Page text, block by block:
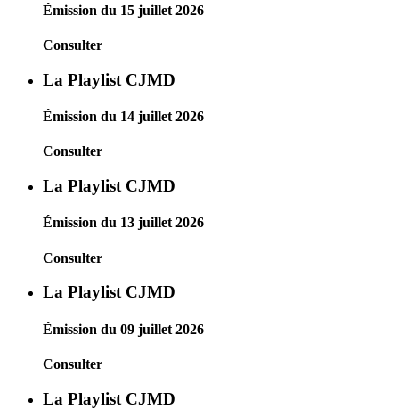
Émission du 15 juillet 2026
Consulter
La Playlist CJMD
Émission du 14 juillet 2026
Consulter
La Playlist CJMD
Émission du 13 juillet 2026
Consulter
La Playlist CJMD
Émission du 09 juillet 2026
Consulter
La Playlist CJMD